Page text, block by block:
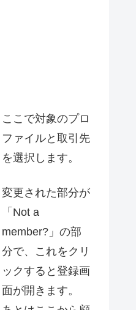
ここで対象のプロ
ファイルと取引先
を選択します。
変更された部分が
「Not a
member?」の部
分で、これをクリ
ックすると登録画
面が開きます。